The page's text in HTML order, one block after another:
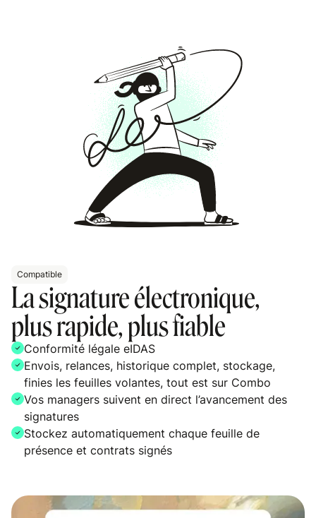
Compatible
La signature électronique,
plus rapide, plus fiable
Conformité légale eIDAS
Envois, relances, historique complet, stockage,
finies les feuilles volantes, tout est sur Combo
Vos managers suivent en direct l’avancement des
signatures
Stockez automatiquement chaque feuille de
présence et contrats signés